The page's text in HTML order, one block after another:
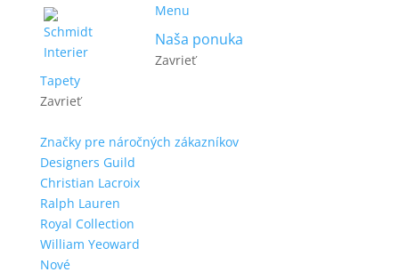
Menu
Naša ponuka
Zavrieť
Tapety
Zavrieť
Značky pre náročných zákazníkov
Designers Guild
Christian Lacroix
Ralph Lauren
Royal Collection
William Yeoward
Nové